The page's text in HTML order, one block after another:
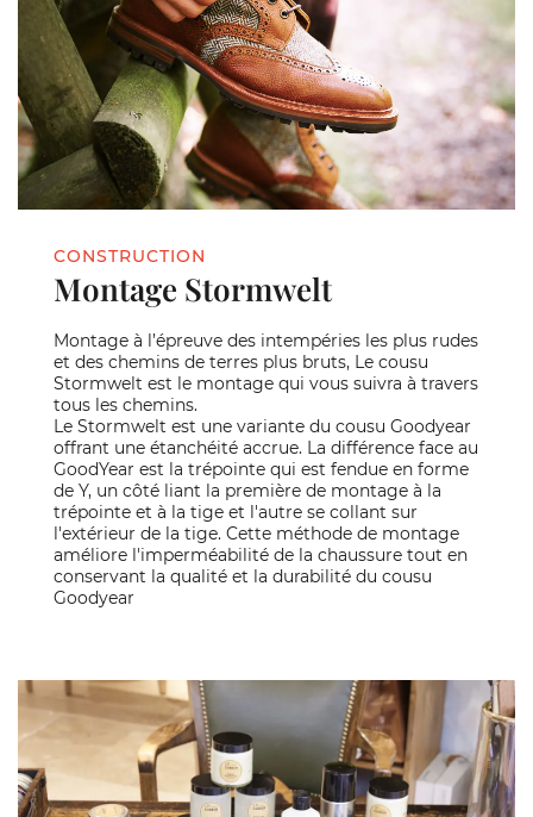
CONSTRUCTION
Montage Stormwelt
Montage à l’épreuve des intempéries les plus rudes
et des chemins de terres plus bruts, Le cousu
Stormwelt est le montage qui vous suivra à travers
tous les chemins.
Le Stormwelt est une variante du cousu Goodyear
offrant une étanchéité accrue. La différence face au
GoodYear est la trépointe qui est fendue en forme
de Y, un côté liant la première de montage à la
trépointe et à la tige et l'autre se collant sur
l'extérieur de la tige. Cette méthode de montage
améliore l'imperméabilité de la chaussure tout en
conservant la qualité et la durabilité du cousu
Goodyear